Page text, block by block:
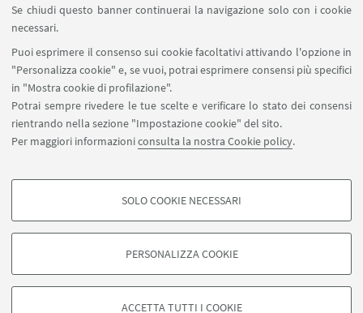
Se chiudi questo banner continuerai la navigazione solo con i cookie
necessari.
Puoi esprimere il consenso sui cookie facoltativi attivando l'opzione in
"Personalizza cookie" e, se vuoi, potrai esprimere consensi più specifici
in "Mostra cookie di profilazione".
Potrai sempre rivedere le tue scelte e verificare lo stato dei consensi
rientrando nella sezione "Impostazione cookie" del sito.
Per maggiori informazioniconsulta la nostra Cookie policy.
COOKIE DI PROFILAZIONE - FACOLTATIVI
degli utenti, creare profili in base al loro comportamento sul sito, per analisi
di marketing.
SOLO COOKIE NECESSARI
PERSONALIZZA COOKIE
ACCETTA TUTTI I COOKIE
Centro di studi sull'America latina, Dipartimento di
Scienze Politiche e Sociali, Università di Bologna, via
bersaglieri 6, Bologna, Italy, 40125
0039 051 209 2735
sps.lumen@unibo.it
Seguici su: